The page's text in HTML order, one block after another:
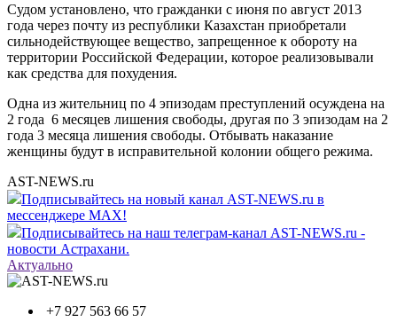
Судом установлено, что гражданки с июня по август 2013
года через почту из республики Казахстан приобретали
сильнодействующее вещество, запрещенное к обороту на
территории Российской Федерации, которое реализовывали
как средства для похудения.
Одна из жительниц по 4 эпизодам преступлений осуждена на
2 года 6 месяцев лишения свободы, другая по 3 эпизодам на 2
года 3 месяца лишения свободы. Отбывать наказание
женщины будут в исправительной колонии общего режима.
AST-NEWS.ru
Подписывайтесь на новый канал AST-NEWS.ru в
мессенджере MAX!
Подписывайтесь на наш телеграм-канал AST-NEWS.ru -
новости Астрахани.
Актуально
+7 927 563 66 57